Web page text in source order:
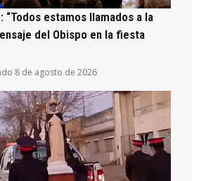
“Todos estamos llamados a la
del Obispo en la fiesta
8 de agosto de 2026